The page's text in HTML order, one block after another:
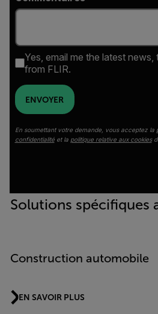
Yes, email me the latest news,
from FLIR.
ENVOYER
En soumettant votre demande, vous acceptez la
confidentialitéet la politique relative aux cookies
Solutions spécifiques
Construction automobile
EN SAVOIR PLUS